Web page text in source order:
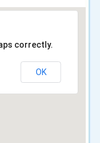
correctly.
OK